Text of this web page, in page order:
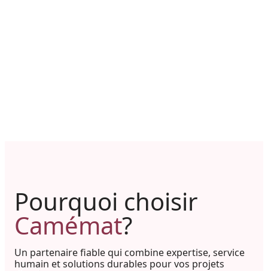
Pourquoi choisir
Camémat?
Un partenaire fiable qui combine expertise, service
humain et solutions durables pour vos projets